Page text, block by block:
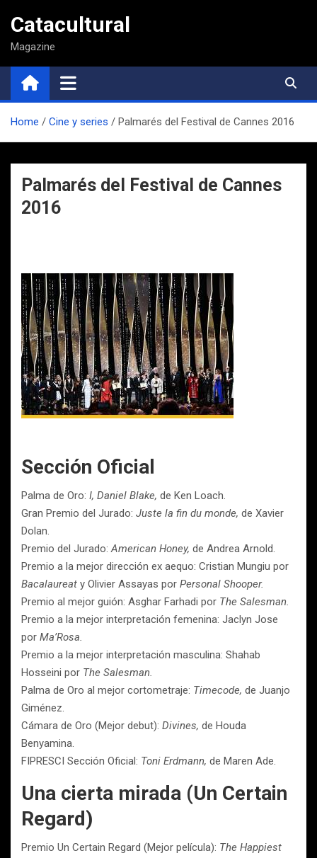
contenido
Catacultural
Magazine
Home Cine y series Palmarés del Festival de Cannes 2016
Palmarés del Festival de Cannes
2016
Sección Oficial
Palma de Oro: I, Daniel Blake, de Ken Loach.
Gran Premio del Jurado: Juste la fin du monde, de Xavier
Dolan.
Premio del Jurado:American Honey, de Andrea Arnold.
Premio a la mejor dirección ex aequo: Cristian Mungiu por
Bacalaureat y Olivier Assayas por Personal Shooper.
Premio al mejor guión: Asghar Farhadi por The Salesman.
Premio a la mejor interpretación femenina: Jaclyn Jose
por Ma’Rosa.
Premio a la mejor interpretación masculina: Shahab
Hosseini por The Salesman.
Palma de Oro al mejor cortometraje: Timecode, de Juanjo
Giménez.
Cámara de Oro (Mejor debut): Divines, de Houda
Benyamina.
FIPRESCI Sección Oficial: Toni Erdmann, de Maren Ade.
Una cierta mirada (Un Certain
Regard)
Premio Un Certain Regard (Mejor película): The Happiest